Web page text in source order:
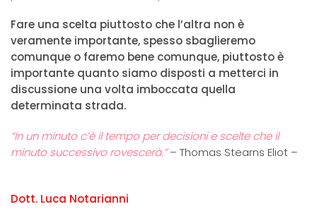
Fare una scelta piuttosto che l’altra non è
veramente importante, spesso sbaglieremo
comunque o faremo bene comunque, piuttosto è
importante quanto siamo disposti a metterci in
discussione una volta imboccata quella
determinata strada.
“In un minuto c’è il tempo per decisioni e scelte che il
minuto successivo rovescerà.”– Thomas Stearns Eliot –
Dott. Luca Notarianni